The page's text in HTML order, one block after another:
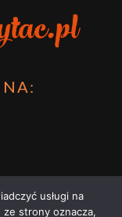
NA:
usługi na
ze strony oznacza,